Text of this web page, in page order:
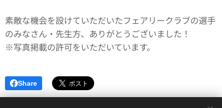
素敵な機会を設けていただいたフェアリークラブの選手
のみなさん・先生方、ありがとうございました！
※写真掲載の許可をいただいています。
Share